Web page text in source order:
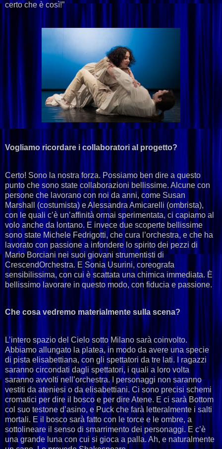
certo che è così!”
Vogliamo ricordare i collaboratori al progetto?
Certo! Sono la nostra forza. Possiamo ben dire a questo
punto che sono state collaborazioni bellissime. Alcune con
persone che lavorano con noi da anni, come Susan
Marshall (costumista) e Alessandra Amicarelli (ombrista),
con le quali c’è un’affinità ormai sperimentata, ci capiamo al
volo anche da lontano. E invece due scoperte bellissime
sono state Michele Fedrigotti, che cura l’orchestra, e che ha
lavorato con passione a infondere lo spirito dei pezzi di
Mario Borciani nei suoi giovani strumentisti di
CrescendOrchestra. E Sonia Usurini, coreografa
sensibilissima, con cui è scattata una chimica immediata. È
bellissimo lavorare in questo modo, con fiducia e passione.
Che cosa vedremo materialmente sulla scena?
L’intero spazio del Cielo sotto Milano sarà coinvolto.
Abbiamo allungato la platea, in modo da avere una specie
di pista elisabettiana, con gli spettatori da tre lati. I ragazzi
saranno circondati dagli spettatori, i quali a loro volta
saranno avvolti nell’orchestra. I personaggi non saranno
vestiti da ateniesi o da elisabettiani. Ci sono precisi schemi
cromatici per dire il bosco e per dire Atene. E ci sarà Bottom
col suo testone d’asino, e Puck che farà letteralmente i salti
mortali. E il bosco sarà fatto con le torce e le ombre, a
sottolineare il senso di smarrimento dei personaggi. E c’è
una grande luna con cui si gioca a palla. Ah, e naturalmente